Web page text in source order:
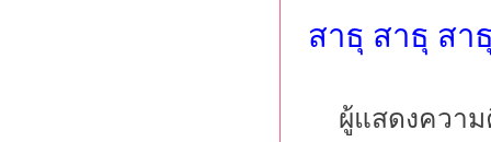
สาธุ สาธุ สา
ผู้แสดงควา